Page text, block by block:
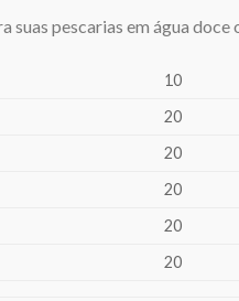
pescarias em água
10
20
20
20
20
20